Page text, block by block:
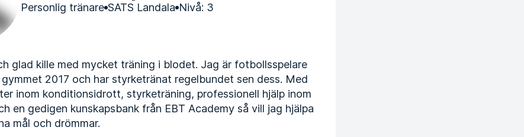
Personlig tränare SATS Landala Nivå: 3
glad kille med mycket träning i blodet. Jag är fotbollsspelare
2017 och har styrketränat regelbundet sen dess. Med
inom konditionsidrott, styrketräning, professionell hjälp inom
en gedigen kunskapsbank från EBT Academy så vill jag hjälpa
mål och drömmar.